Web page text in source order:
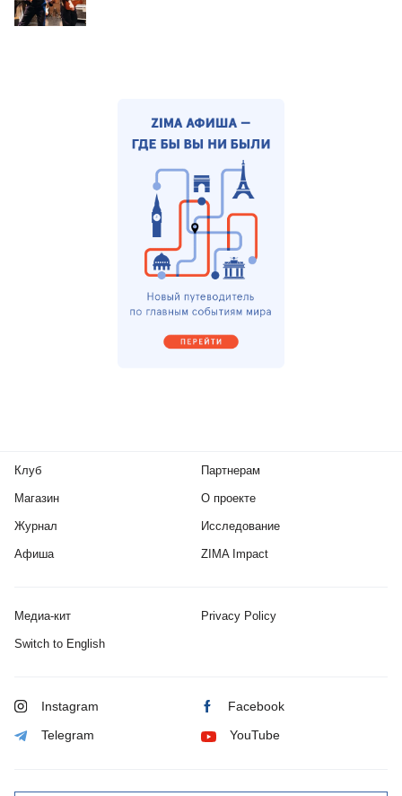
Клуб
Магазин
Журнал
Афиша
Партнерам
О проекте
Исследование
ZIMA Impact
Медиа-кит Privacy Policy
Switch to English
Instagram Facebook
Telegram YouTube